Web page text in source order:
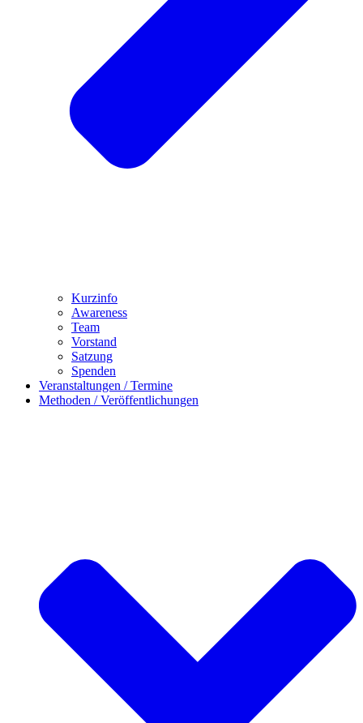
Kurzinfo
Awareness
Team
Vorstand
Satzung
Spenden
Veranstaltungen / Termine
Methoden / Veröffentlichungen